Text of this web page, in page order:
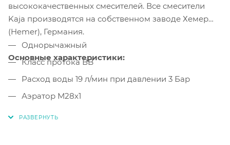
высококачественных смесителей. Все смесители
Kaja производятся на собственном заводе Хемер
(Hemer), Германия.
Основные характеристики:
Однорычажный
Класс протока ВB
Расход воды 19 л/мин при давлении 3 Бар
Аэратор М28х1
Отвод для душа